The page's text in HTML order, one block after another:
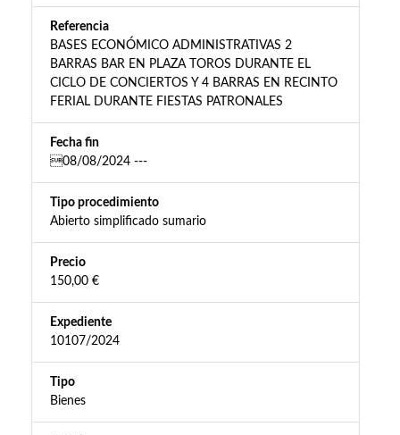
Referencia
BASES ECONÓMICO ADMINISTRATIVAS 2
BARRAS BAR EN PLAZA TOROS DURANTE EL
CICLO DE CONCIERTOS Y 4 BARRAS EN RECINTO
FERIAL DURANTE FIESTAS PATRONALES
Fecha fin
08/08/2024 ---
Tipo procedimiento
Abierto simplificado sumario
Precio
150,00 €
Expediente
10107/2024
Tipo
Bienes